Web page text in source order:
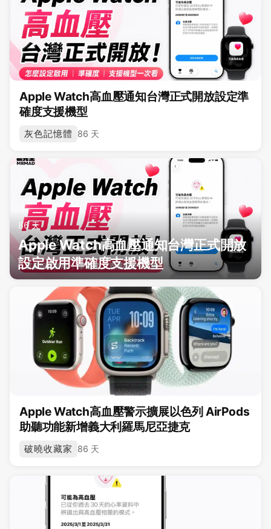
Apple Watch高血壓通知台灣正式開放設定準
確度支援機型
灰色記憶體 86 天
86 天
Apple Watch高血壓通知台灣正式開放
設定啟用準確度支援機型
Apple Watch高血壓警示擴展以色列 AirPods
助聽功能新增義大利羅馬尼亞捷克
破曉收藏家 86 天